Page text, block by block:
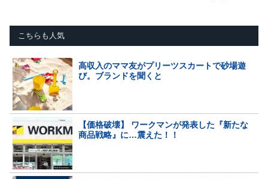
こちらも人気
高収入のママ友がプリーツスカートで砂場遊
び。ブランドを聞くと
【価格破壊】 ワークマンが発表した『新たな
商品戦略』に…震えた！！